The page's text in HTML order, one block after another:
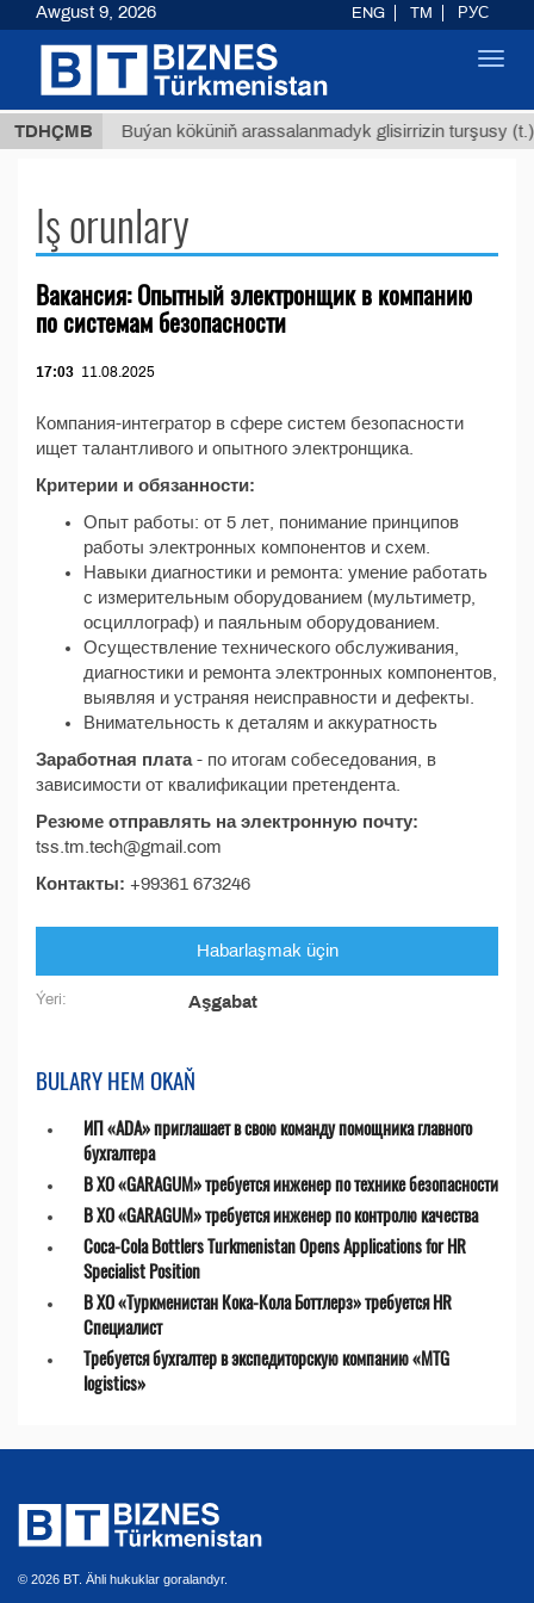
TDHÇMB
ТМТ Buýan köküniň arassalanmadyk glisirrizin turşusy (t.)
Iş orunlary
Вакансия: Опытный электронщик в компанию
по системам безопасности
17:03 11.08.2025
Компания-интегратор в сфере систем безопасности
ищет талантливого и опытного электронщика.
Критерии и обязанности:
Опыт работы: от 5 лет, понимание принципов
работы электронных компонентов и схем.
Навыки диагностики и ремонта: умение работать
с измерительным оборудованием (мультиметр,
осциллограф) и паяльным оборудованием.
Осуществление технического обслуживания,
диагностики и ремонта электронных компонентов,
выявляя и устраняя неисправности и дефекты.
Внимательность к деталям и аккуратность
Заработная плата- по итогам собеседования, в
зависимости от квалификации претендента.
Резюме отправлять на электронную почту:
tss.tm.tech@gmail.com
Контакты: +99361 673246
Habarlaşmak üçin
Ýeri: Aşgabat
BULARY HEM OKAŇ
ИП «ADA» приглашает в свою команду помощника главного
бухгалтера
В ХО «GARAGUM» требуется инженер по технике безопасности
В ХО «GARAGUM» требуется инженер по контролю качества
Coca-Cola Bottlers Turkmenistan Opens Applications for HR
Specialist Position
В ХО «Туркменистан Кока-Кола Боттлерз» требуется HR
Специалист
Требуется бухгалтер в экспедиторскую компанию «MTG
logistics»
© 2026 BT. Ähli hukuklar goralandyr.
Awgust 9, 2026 ENG TM РУС